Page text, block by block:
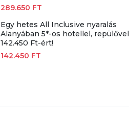
289.650 FT
Egy hetes All Inclusive nyaralás
Alanyában 5*-os hotellel, repülővel
142.450 Ft-ért!
142.450 FT